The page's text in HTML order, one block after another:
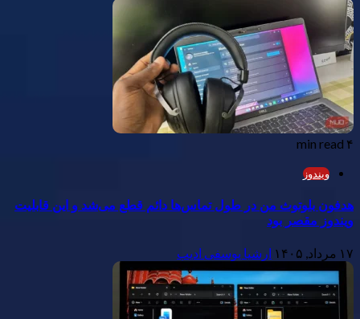
۴ min read
ویندوز
هدفون بلوتوث من در طول تماس‌ها دائم قطع می‌شد و این قابلیت
ویندوز مقصر بود
۱۷ مرداد, ۱۴۰۵ ارشیا یوسفی ادیب